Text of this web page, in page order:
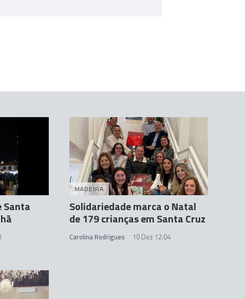
Santa
MADEIRA
Solidariedade marca o Natal
de 179 crianças em Santa Cruz
Carolina Rodrigues 10 Dez 12:04